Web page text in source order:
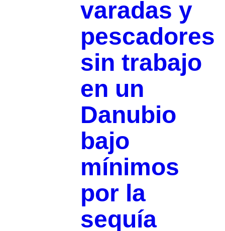
varadas y
pescadores
sin trabajo
en un
Danubio
bajo
mínimos
por la
sequía